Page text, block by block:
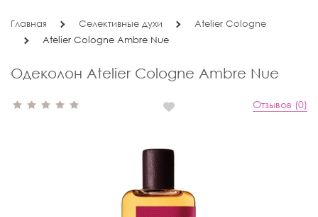
Главная Селективные духи
Atelier Cologne
Atelier Cologne Ambre Nue
Одеколон Atelier Cologne Ambre Nue
Отзывов (0)